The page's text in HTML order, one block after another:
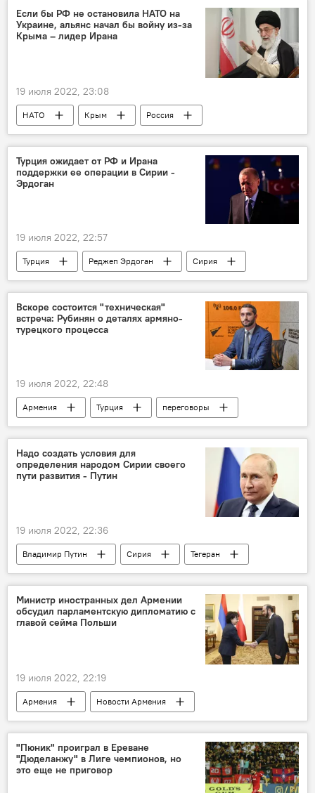
Если бы РФ не остановила НАТО на
Украине, альянс начал бы войну из-за
Крыма – лидер Ирана
19 июля 2022, 23:08
НАТО Крым
Россия
Украина
Турция ожидает от РФ и Ирана
поддержки ее операции в Сирии -
Эрдоган
19 июля 2022, 22:57
Турция Реджеп Эрдоган Сирия
Вскоре состоится "техническая"
встреча: Рубинян о деталях армяно-
турецкого процесса
19 июля 2022, 22:48
Армения Турция
переговоры
Рубинян Рубен
спецпредставитель
Надо создать условия для
определения народом Сирии своего
пути развития - Путин
19 июля 2022, 22:36
Владимир Путин Сирия
Тегеран
Иран
Турция Россия
Министр иностранных дел Армении
обсудил парламентскую дипломатию с
главой сейма Польши
19 июля 2022, 22:19
Армения
Новости Армения
Арарат Мирзоян
МИД
сейм
Польша
"Пюник" проиграл в Ереване
"Дюделанжу" в Лиге чемпионов, но
это еще не приговор